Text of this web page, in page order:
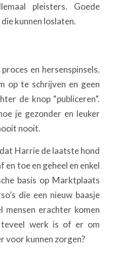
pleisters. Goede
kunnen loslaten.
en hersenspinsels.
op te schrijven en geen
de knop “publiceren”.
je gezonder en leuker
nooit.
Harrie de laatste hond
en toe en geheel en enkel
basis op Marktplaats
die een nieuw baasje
mensen erachter komen
werk is of er om
voor kunnen zorgen?